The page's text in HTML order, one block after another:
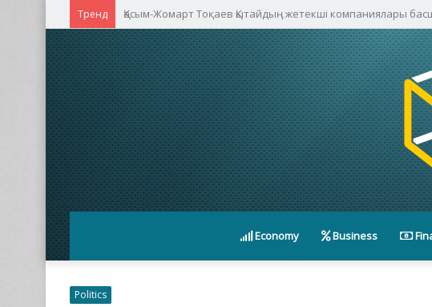
Тренд Қасым-Жомарт Тоқаев Қытайдың жетекші компаниялары
Economy Business
Politics